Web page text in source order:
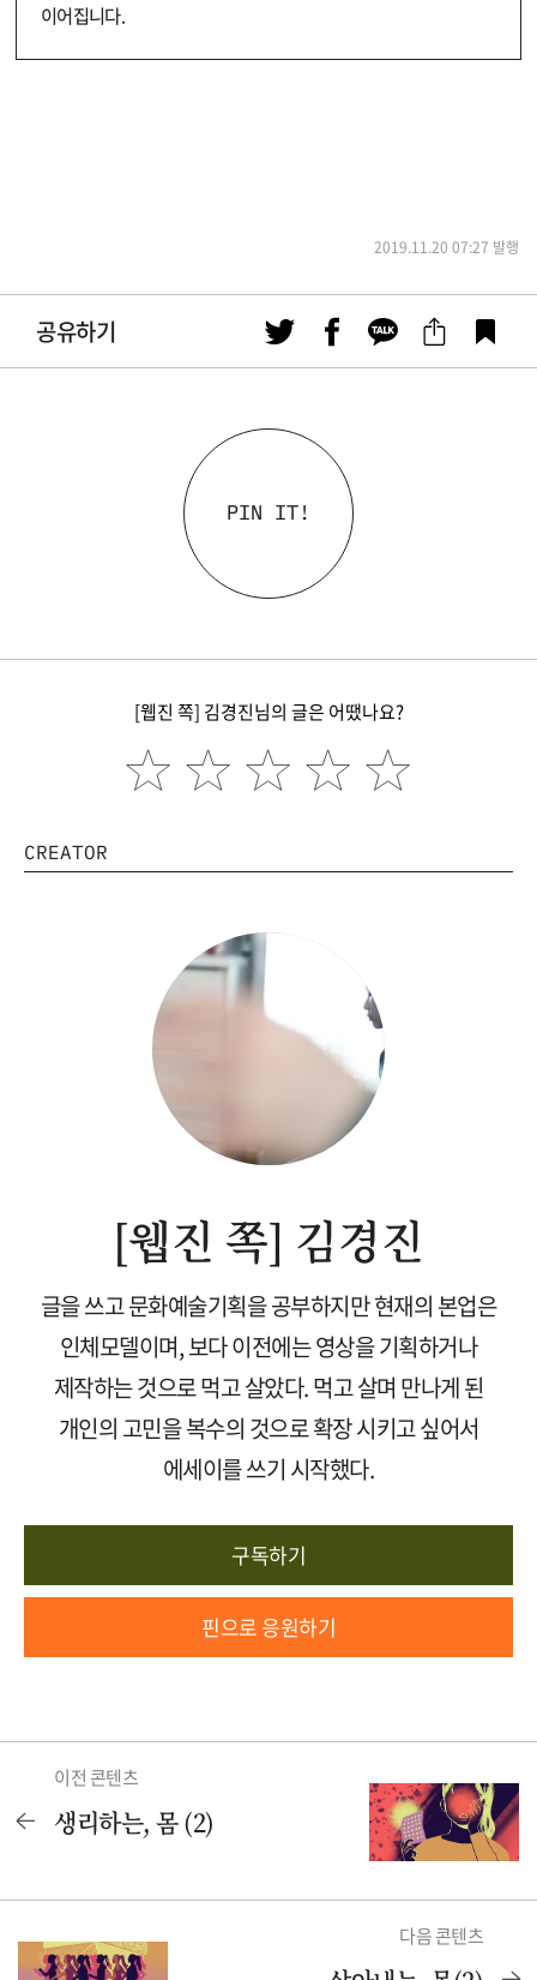
이어집니다.
2019.11.20 07:27 발행
공유하기
PIN IT!
[웹진 쪽] 김경진님의 글은 어땠나요?
CREATOR
[웹진 쪽] 김경진
글을 쓰고 문화예술기획을 공부하지만 현재의 본업은
인체모델이며, 보다 이전에는 영상을 기획하거나
제작하는 것으로 먹고 살았다. 먹고 살며 만나게 된
개인의 고민을 복수의 것으로 확장 시키고 싶어서
에세이를 쓰기 시작했다.
구독하기
핀으로 응원하기
이전 콘텐츠
생리하는, 몸 (2)
다음 콘텐츠